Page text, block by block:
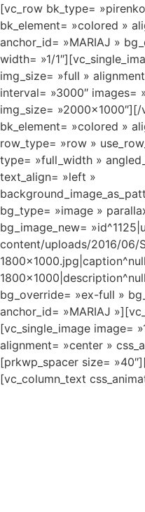
[vc_row bk_type=
bk_element= »colored »
anchor_id= »MARIAJ »
width= »1/
img_size= »full »
interval= »3000″ images=
img_size=
bk_element= »colored »
row_type= »row »
type= »full_width »
text_align= »left »
bg_type= »image »
bg_image_new=
content/uploads/2016/06/
bg_override= »ex-full »
anchor_id= »MARIAJ
[vc_single_image image=
alignment= »center »
[prkwp_spacer size=
[vc_column_text